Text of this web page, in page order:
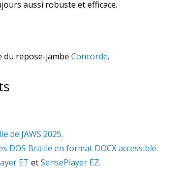
aussi robuste et efficace.
du repose-jambe Concorde.
de JAWS 2025.
DOS Braille en format DOCX accessible.
ET etSensePlayer EZ.